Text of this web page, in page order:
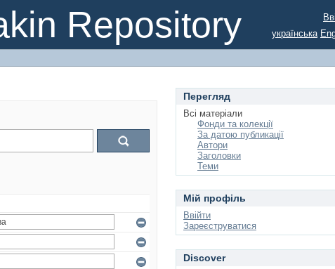
Repository
українська
Перегляд
Всі матеріали
Фонди та колекції
За датою публикації
Автори
Заголовки
Теми
Мій профіль
Ввійти
Зареєструватися
Discover